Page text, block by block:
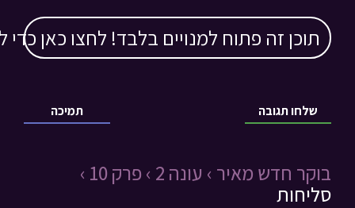
תוכן זה פתוח למנויים בלבד! לחצו כאן כדי
תמיכה שלחו תגובה
בוקר חדש מאיר › עונה 2 ›
פרק 10 ›
סליחות